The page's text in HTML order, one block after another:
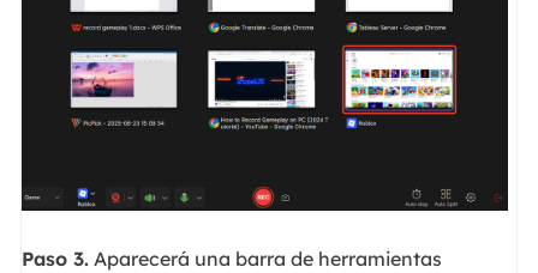
Paso 3.Aparecerá una barra de herramientas